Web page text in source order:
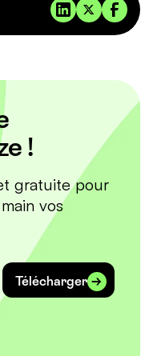
!
gratuite pour
vos
Télécharger